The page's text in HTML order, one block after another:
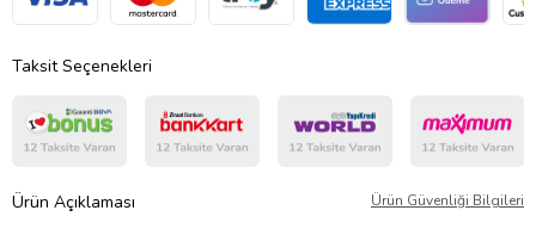
Taksit Seçenekleri
Ürün Açıklaması Ürün Güvenliği Bilgileri